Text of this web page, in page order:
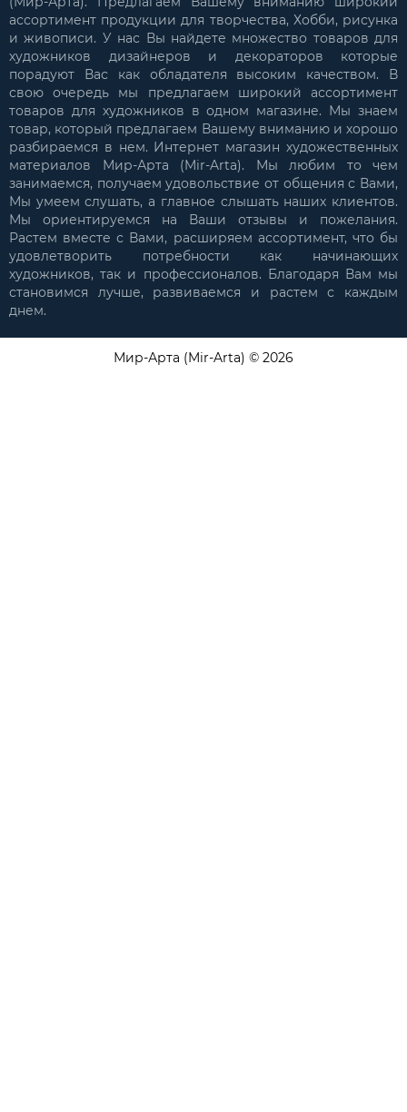
ассортимент продукции для творчества, Хобби, рисунка
и живописи. У нас Вы найдете множество товаров для
художников дизайнеров и декораторов которые
порадуют Вас как обладателя высоким качеством. В
свою очередь мы предлагаем широкий ассортимент
товаров для художников в одном магазине. Мы знаем
товар, который предлагаем Вашему вниманию и хорошо
разбираемся в нем. Интернет магазин художественных
материалов Мир-Арта (Mir-Arta). Мы любим то чем
занимаемся, получаем удовольствие от общения с Вами,
Мы умеем слушать, а главное слышать наших клиентов.
Мы ориентируемся на Ваши отзывы и пожелания.
Растем вместе с Вами, расширяем ассортимент, что бы
удовлетворить потребности как начинающих
художников, так и профессионалов. Благодаря Вам мы
становимся лучше, развиваемся и растем с каждым
днем.
Мир-Арта (Mir-Arta) © 2026